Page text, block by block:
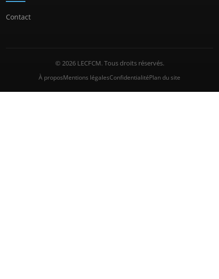
Contact
© 2026 LECFCM. Tous droits réservés.
À proposMentions légalesConfidentialitéPlan du site